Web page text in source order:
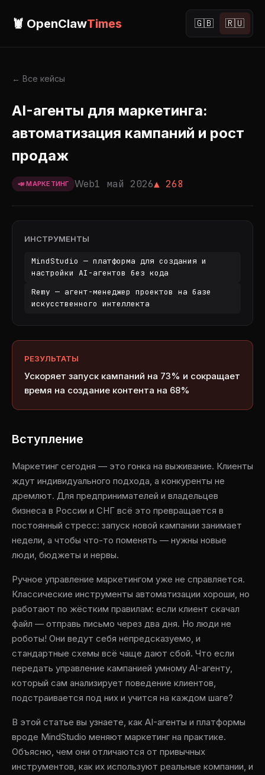
🦞 OpenClawTimes 🇬🇧 🇷🇺
← Все кейсы
AI-агенты для маркетинга:
автоматизация кампаний и рост
продаж
📣 МАРКЕТИНГ Web1 май 2026▲ 268
ИНСТРУМЕНТЫ
MindStudio — платформа для создания и
настройки AI-агентов без кода
Remy — агент-менеджер проектов на базе
искусственного интеллекта
РЕЗУЛЬТАТЫ
Ускоряет запуск кампаний на 73% и сокращает
время на создание контента на 68%
Вступление
Маркетинг сегодня — это гонка на выживание. Клиенты
ждут индивидуального подхода, а конкуренты не
дремлют. Для предпринимателей и владельцев
бизнеса в России и СНГ всё это превращается в
постоянный стресс: запуск новой кампании занимает
недели, а чтобы что-то поменять — нужны новые
люди, бюджеты и нервы.
Ручное управление маркетингом уже не справляется.
Классические инструменты автоматизации хороши, но
работают по жёстким правилам: если клиент скачал
файл — отправь письмо через два дня. Но люди не
роботы! Они ведут себя непредсказуемо, и
стандартные схемы всё чаще дают сбой. Что если
передать управление кампанией умному AI-агенту,
который сам анализирует поведение клиентов,
подстраивается под них и учится на каждом шаге?
В этой статье вы узнаете, как AI-агенты и платформы
вроде MindStudio меняют маркетинг на практике.
Объясню, чем они отличаются от привычных
инструментов, как их используют реальные компании, и